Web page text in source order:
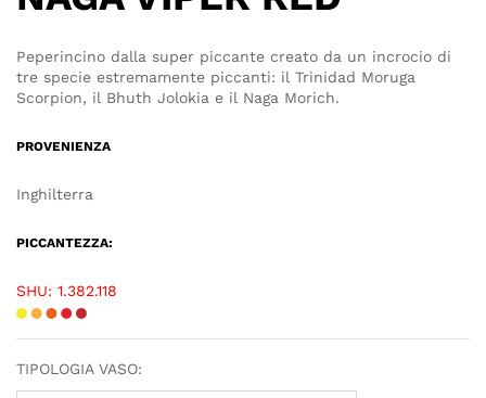
Peperincino dalla super piccante creato da un incrocio di
tre specie estremamente piccanti: il Trinidad Moruga
Scorpion, il Bhuth Jolokia e il Naga Morich.
PROVENIENZA
Inghilterra
PICCANTEZZA:
SHU: 1.382.118
TIPOLOGIA VASO: